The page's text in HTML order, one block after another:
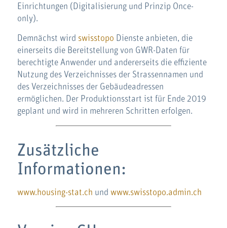
Einrichtungen (Digitalisierung und Prinzip Once-
only).
Demnächst wird swisstopo Dienste anbieten, die
einerseits die Bereitstellung von GWR-Daten für
berechtigte Anwender und andererseits die effiziente
Nutzung des Verzeichnisses der Strassennamen und
des Verzeichnisses der Gebäudeadressen
ermöglichen. Der Produktionsstart ist für Ende 2019
geplant und wird in mehreren Schritten erfolgen.
Zusätzliche
Informationen:
www.housing-stat.ch und www.swisstopo.admin.ch